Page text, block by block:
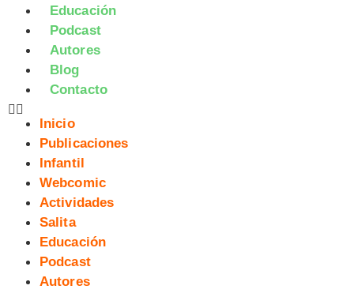
Educación
Podcast
Autores
Blog
Contacto
Inicio
Publicaciones
Infantil
Webcomic
Actividades
Salita
Educación
Podcast
Autores